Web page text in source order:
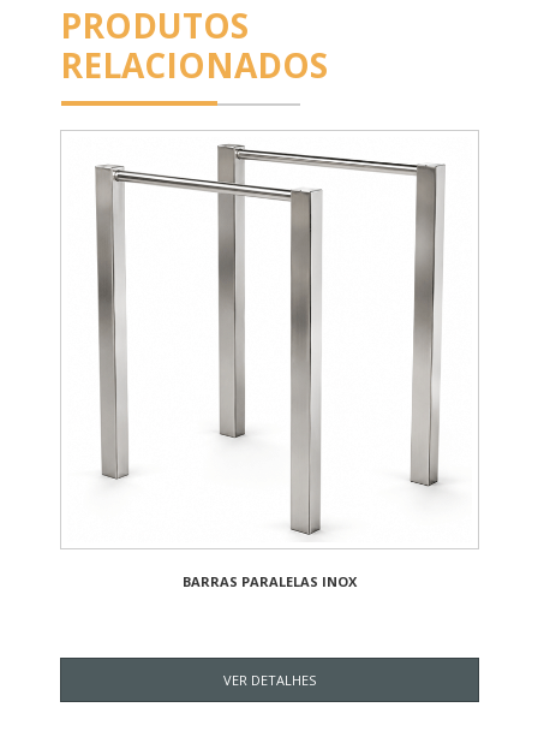
PRODUTOS
RELACIONADOS
BARRAS PARALELAS INOX
VER DETALHES